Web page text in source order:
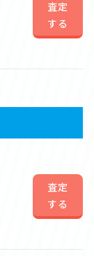
査定
する
査定
する